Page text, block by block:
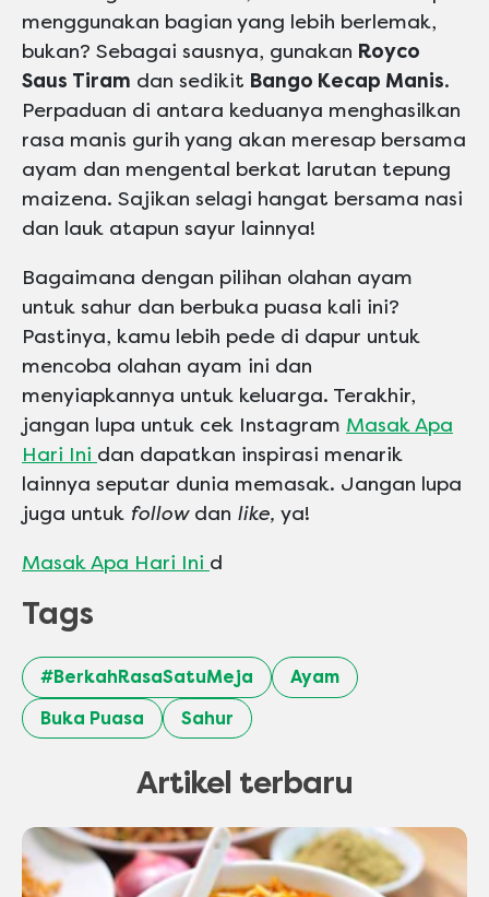
menggunakan bagian yang lebih berlemak,
bukan? Sebagai sausnya, gunakan Royco
Saus Tiram dan sedikit Bango Kecap Manis.
Perpaduan di antara keduanya menghasilkan
rasa manis gurih yang akan meresap bersama
ayam dan mengental berkat larutan tepung
maizena. Sajikan selagi hangat bersama nasi
dan lauk atapun sayur lainnya!
Bagaimana dengan pilihan olahan ayam
untuk sahur dan berbuka puasa kali ini?
Pastinya, kamu lebih pede di dapur untuk
mencoba olahan ayam ini dan
menyiapkannya untuk keluarga. Terakhir,
jangan lupa untuk cek Instagram Masak Apa
Hari Ini dan dapatkan inspirasi menarik
lainnya seputar dunia memasak. Jangan lupa
juga untuk follow dan like, ya!
Masak Apa Hari Ini d
Tags
#BerkahRasaSatuMeja
Ayam
Buka Puasa
Sahur
Artikel terbaru